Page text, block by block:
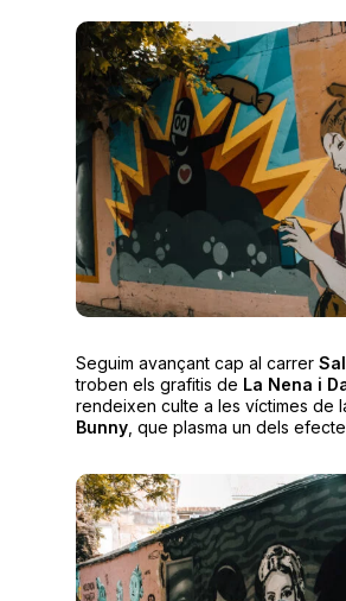
Seguim avançant cap al carrer
troben els grafitis de La Nena i
rendeixen culte a les víctimes de
Bunny, que plasma un dels